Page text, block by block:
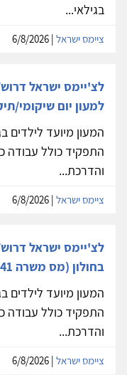
בגילאי...
ציימס ישראל
לצ'יימס ישראל
למעון יום שיקומי/
התפקיד כולל עבודה
והדרכת...
ציימס ישראל
לצ'יימס ישראל
בחולון (מס משרה 641)
התפקיד כולל עבודה
והדרכת...
ציימס ישראל